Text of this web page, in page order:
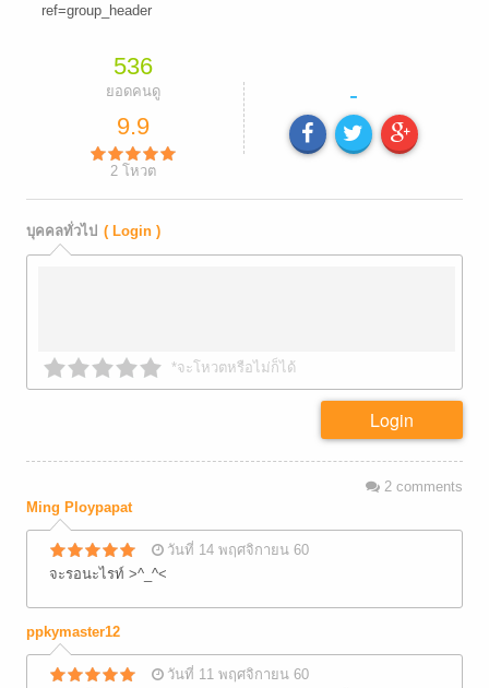
ref=group_header
536
ยอดคนดู
9.9
2โหวต
-
บุคคลทั่วไป ( Login )
*จะโหวตหรือไม่ก็ได้
Login
2comments
Ming Ploypapat
วันที่ 14 พฤศจิกายน 60
จะรอนะไรท์ >^_^<
ppkymaster12
วันที่ 11 พฤศจิกายน 60